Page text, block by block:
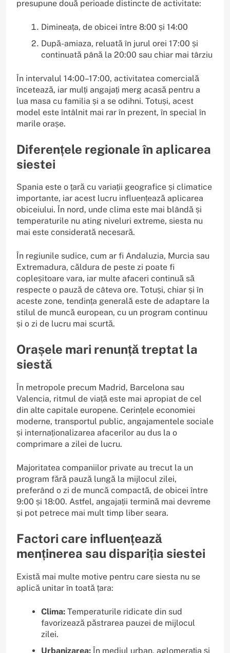
presupune două perioade distincte de activitate:
Dimineața, de obicei între 8:00 și 14:00
După-amiaza, reluată în jurul orei 17:00 și
continuată până la 20:00 sau chiar mai târziu
În intervalul 14:00–17:00, activitatea comercială
încetează, iar mulți angajați merg acasă pentru a
lua masa cu familia și a se odihni. Totuși, acest
model este întâlnit mai rar în prezent, în special în
marile orașe.
Diferențele regionale în aplicarea
siestei
Spania este o țară cu variații geografice și climatice
importante, iar acest lucru influențează aplicarea
obiceiului. În nord, unde clima este mai blândă și
temperaturile nu ating niveluri extreme, siesta nu
mai este considerată necesară.
În regiunile sudice, cum ar fi Andaluzia, Murcia sau
Extremadura, căldura de peste zi poate fi
copleșitoare vara, iar multe afaceri continuă să
respecte o pauză de câteva ore. Totuși, chiar și în
aceste zone, tendința generală este de adaptare la
stilul de muncă european, cu un program continuu
și o zi de lucru mai scurtă.
Orașele mari renunță treptat la
siestă
În metropole precum Madrid, Barcelona sau
Valencia, ritmul de viață este mai apropiat de cel
din alte capitale europene. Cerințele economiei
moderne, transportul public, angajamentele sociale
și internaționalizarea afacerilor au dus la o
comprimare a zilei de lucru.
Majoritatea companiilor private au trecut la un
program fără pauză lungă la mijlocul zilei,
preferând o zi de muncă compactă, de obicei între
9:00 și 18:00. Astfel, angajații termină mai devreme
și pot petrece mai mult timp liber seara.
Factori care influențează
menținerea sau dispariția siestei
Există mai multe motive pentru care siesta nu se
aplică unitar în toată țara:
Clima: Temperaturile ridicate din sud
favorizează păstrarea pauzei de mijlocul
zilei.
Urbanizarea: În mediul urban, aglomerația și